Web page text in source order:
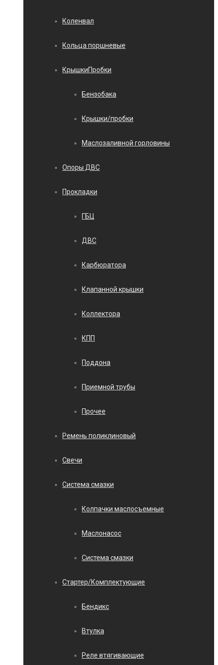
Коленвал
Кольца поршневые
КрышкиПробки
Бензобака
Крышки/пробки
Маслозаливной горловины
Опоры ДВС
Прокладки
ГБЦ
ДВС
Карбюратора
Клапанной крышки
Коллектора
КПП
Поддона
Приемной трубы
Прочее
Ремень поликлиновый
Свечи
Система смазки
Колпачки маслосъемные
Маслонасос
Система смазки
Стартер/Комплектующие
Бендикс
Втулка
Реле втягивающие